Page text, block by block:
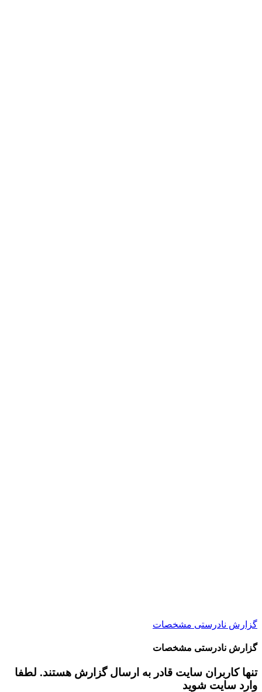
گزارش نادرستی مشخصات
گزارش نادرستی مشخصات
تنها کاربران سایت قادر به ارسال گزارش هستند. لطفا
وارد سایت شوید